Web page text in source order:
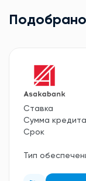
Ставка
Сумма кредита
Срок
Тип